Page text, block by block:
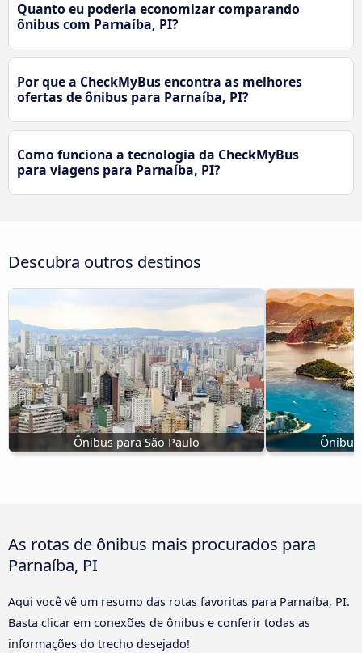
Quanto eu poderia economizar comparando
ônibus com Parnaíba, PI?
Por que a CheckMyBus encontra as melhores
ofertas de ônibus para Parnaíba, PI?
Como funciona a tecnologia da CheckMyBus
para viagens para Parnaíba, PI?
Descubra outros destinos
Ônibus para São Paulo
As rotas de ônibus mais procurados para
Parnaíba, PI
Aqui você vê um resumo das rotas favoritas para Parnaíba, PI.
Basta clicar em conexões de ônibus e conferir todas as
informações do trecho desejado!